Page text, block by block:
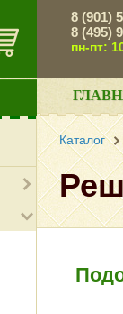
8 (901)
8 (495)
пн-пт:
Каталог